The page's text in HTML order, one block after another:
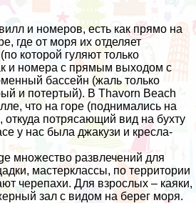
и номеров, есть как прямо на
где от моря их отделяет
которой гуляют только
и номера с прямым выходом с
бассейн (жаль только
и потертый). В Thavorn Beach
что на горе (поднимались на
потрясающий вид на бухту
у нас была джакузи и кресла-
множество развлечений для
мастерклассы, по территории
черепахи. Для взрослых – каяки,
зал с видом на берег моря.